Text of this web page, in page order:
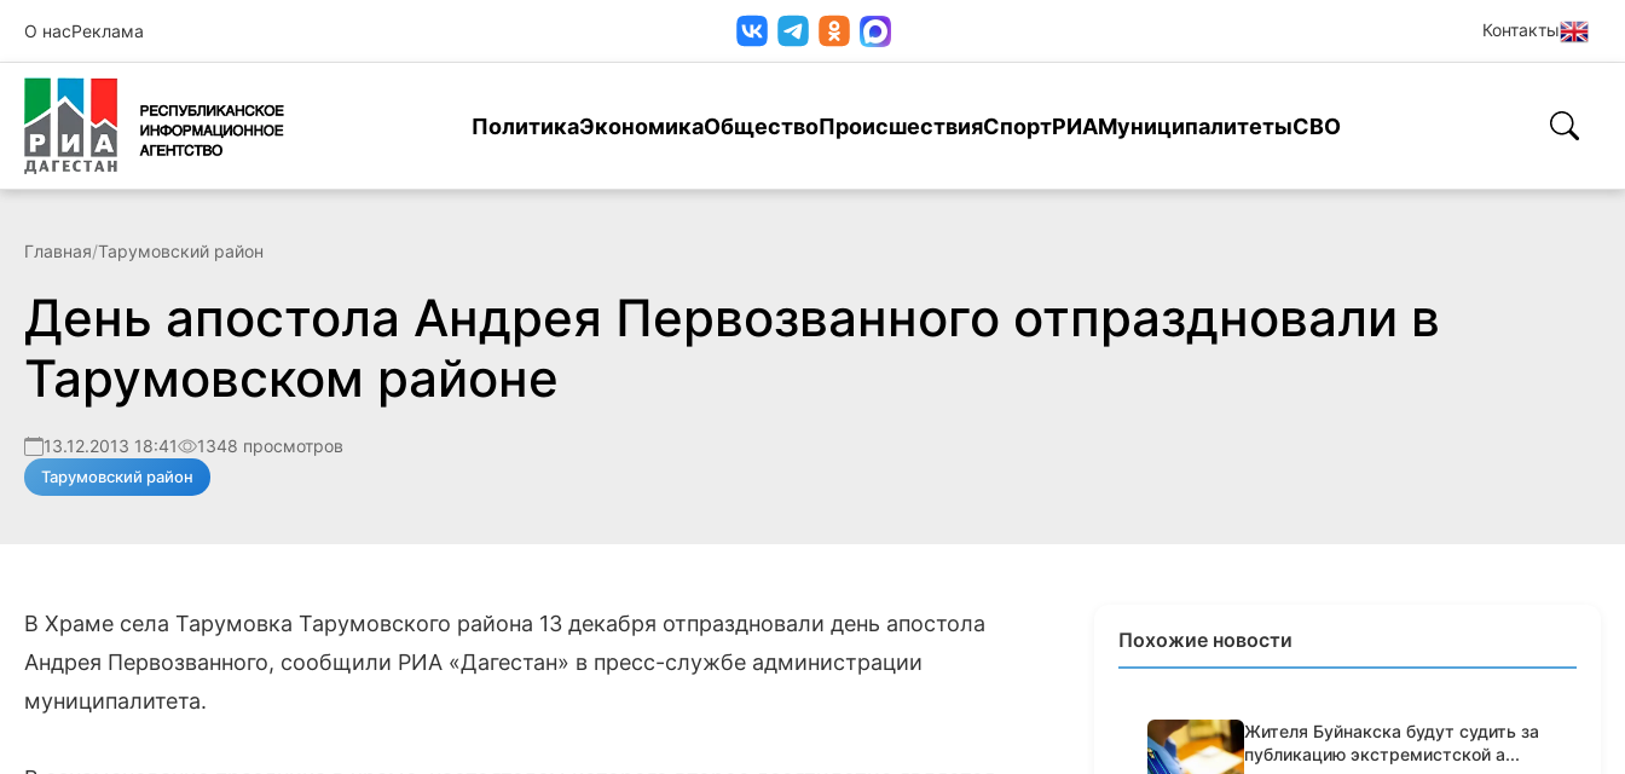
О насРеклама Контакты
ПолитикаЭкономикаОбществоПроисшествияСпортРИАМуниципалитетыСВО
Главная/Тарумовский район
День апостола Андрея Первозванного отпраздновали в
Тарумовском районе
13.12.2013 18:41 1348 просмотров
Тарумовский район
В Храме села Тарумовка Тарумовского района 13 декабря отпраздновали день апостола
Андрея Первозванного, сообщили РИА «Дагестан» в пресс-службе администрации
муниципалитета.
Похожие новости
Жителя Буйнакска будут судить за
публикацию экстремистской а...